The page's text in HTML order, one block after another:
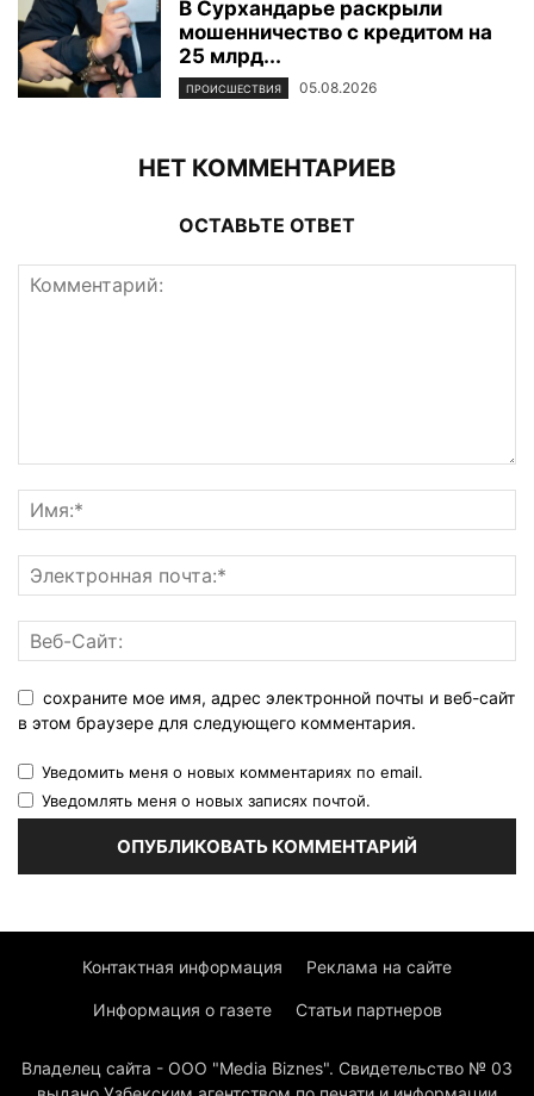
В Сурхандарье раскрыли
мошенничество с кредитом на
25 млрд...
ПРОИСШЕСТВИЯ 05.08.2026
НЕТ КОММЕНТАРИЕВ
ОСТАВЬТЕ ОТВЕТ
сохраните мое имя, адрес электронной почты и веб-сайт
в этом браузере для следующего комментария.
Уведомить меня о новых комментариях по email.
Уведомлять меня о новых записях почтой.
Контактная информация Реклама на сайте
Информация о газете Статьи партнеров
Владелец сайта - ООО "Media Biznes". Свидетельство № 03